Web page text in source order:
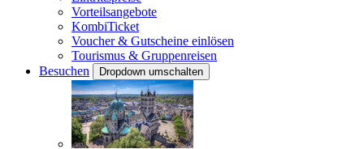
Vorteilsangebote
KombiTicket
Voucher & Gutscheine einlösen
Tourismus & Gruppenreisen
Besuchen
Dropdown umschalten